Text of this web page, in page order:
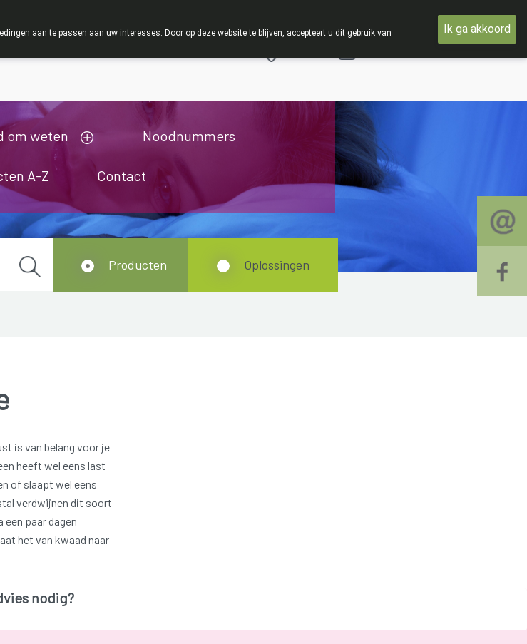
om weten Noodnummers
A-Z Contact
Producten Oplossingen
is van belang voor je
heeft wel eens last
of slaapt wel eens
verdwijnen dit soort
een paar dagen
het van kwaad naar
nodig?
aan te passen aan uw interesses. Door op deze website te blijven, accepteert u dit gebruik van
Ik ga akkoord